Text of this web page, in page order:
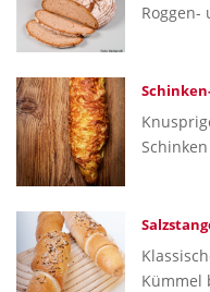
Roggen-
Kümmel